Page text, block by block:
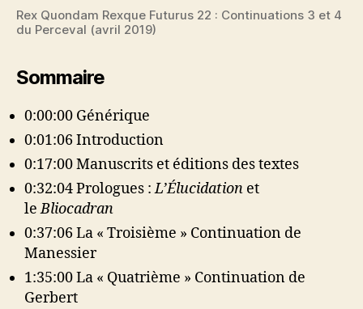
Rex Quondam Rexque Futurus 22 : Continuations 3 et 4
du Perceval (avril 2019)
Sommaire
0:00:00 Générique
0:01:06 Introduction
0:17:00 Manuscrits et éditions des textes
0:32:04 Prologues :L’Élucidation et
leBliocadran
0:37:06 La « Troisième » Continuation de
Manessier
1:35:00 La « Quatrième » Continuation de
Gerbert